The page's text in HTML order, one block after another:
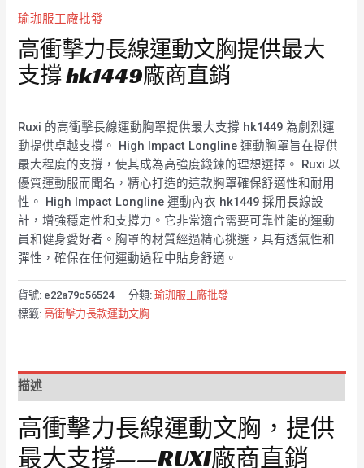
瑜珈服工廠批發
高衝擊力長線運動文胸提供最大
支撐 hk1449廠商直銷
Ruxi 的高衝擊長線運動胸罩提供最大支撐 hk1449 為劇烈運
動提供卓越支撐。 High Impact Longline 運動胸罩旨在提供
最大程度的支撐，使其成為高強度鍛鍊的理想選擇。 Ruxi 以
優質運動服而聞名，精心打造的這款胸罩確保舒適性和耐用
性。 High Impact Longline 運動內衣 hk1449 採用長線設
計，增強穩定性和支撐力。它非常適合需要可靠性能的運動
員和健身愛好者。胸罩的材質經過精心挑選，具有透氣性和
彈性，確保在任何運動過程中貼身舒適。
貨號: e22a79c56524 分類:瑜珈服工廠批發
標籤: 高衝擊力長款運動文胸
描述
高衝擊力長線運動文胸，提供
最大支撐——RUXI廠商直銷